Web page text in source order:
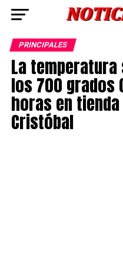
PRINCIPALES
La
los 700 grados
horas en tienda
Cristóbal